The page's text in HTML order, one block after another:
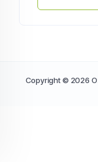
Copyright © 2026